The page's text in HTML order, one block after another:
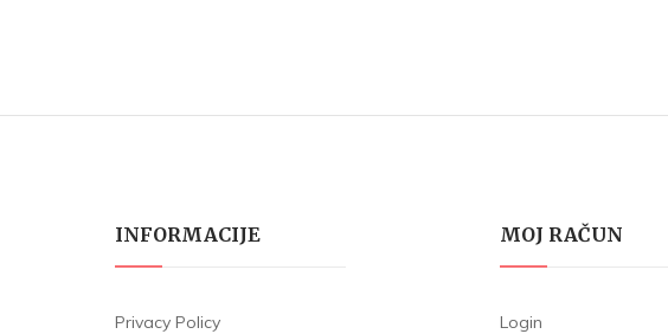
INFORMACIJE
Privacy Policy
MOJ RAČUN
Login